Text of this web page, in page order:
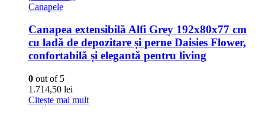
Canapele
Canapea extensibilă Alfi Grey 192x80x77 cm
cu ladă de depozitare și perne Daisies Flower,
confortabilă și elegantă pentru living
0 out of 5
1.714,50 lei
Citește mai mult